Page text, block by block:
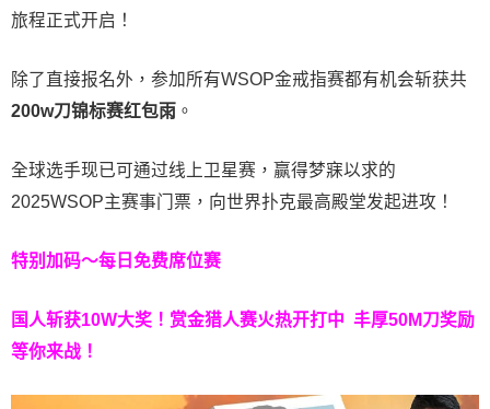
旅程正式开启！
除了直接报名外，参加所有WSOP金戒指赛都有机会斩获共
200w刀锦标赛红包雨 。
全球选手现已可通过线上卫星赛，赢得梦寐以求的
2025WSOP主赛事门票，向世界扑克最高殿堂发起进攻！
特别加码～每日免费席位赛
国人斩获10W大奖！ 赏金猎人赛火热开打中 丰厚50M刀奖励
等你来战！